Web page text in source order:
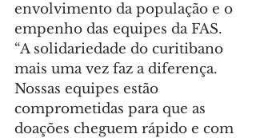
envolvimento da população e o
empenho das equipes da FAS.
“A solidariedade do curitibano
mais uma vez faz a diferença.
Nossas equipes estão
comprometidas para que as
doações cheguem rápido e com